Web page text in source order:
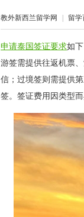
教外新西兰留学网 留学
申请泰国签证要求如
游签需提供往返机票
信；过境签则需提供
签。签证费用因类型